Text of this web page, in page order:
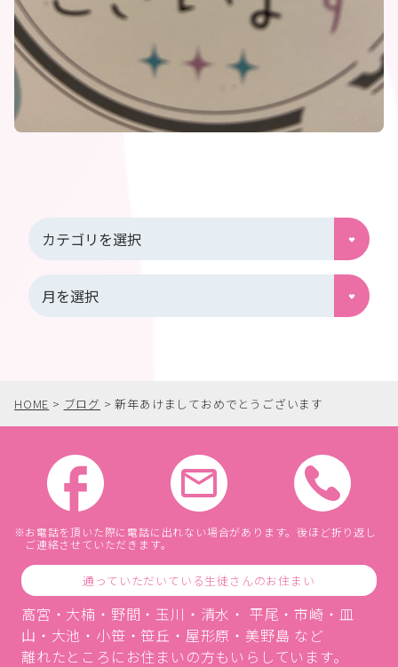
HOME > ブログ >新年あけましておめでとうございます
お電話を頂いた際に電話に出れない場合があります。後ほど折り返し
ご連絡させていただきます。
通っていただいている生徒さんのお住まい
高宮・大楠・野間・玉川・清水・ 平尾・市崎・皿
山・大池・小笹・笹丘・屋形原・美野島 など
離れたところにお住まいの方もいらしています。